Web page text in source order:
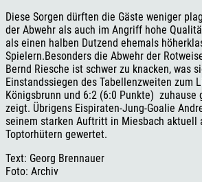
Diese Sorgen dürften die Gäste weniger
der Abwehr als auch im Angriff hohe
als einen halben Dutzend ehemals
Spielern.Besonders die Abwehr der
Bernd Riesche ist schwer zu knacken, was
Einstandssiegen des Tabellenzweiten zum
Königsbrunn und 6:2 (6:0 Punkte) zuhause
zeigt. Übrigens Eispiraten-Jung-Goalie
seinem starken Auftritt in Miesbach aktuell
Toptorhütern gewertet.
Text: Georg Brennauer
Foto: Archiv